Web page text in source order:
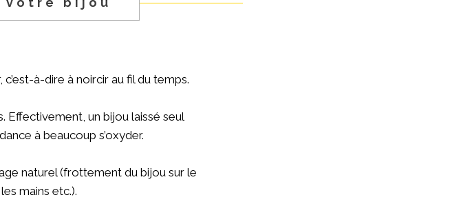
à-dire à noircir au fil du temps.
Effectivement, un bijou laissé seul
à beaucoup s’oxyder.
naturel (frottement du bijou sur le
mains etc.).